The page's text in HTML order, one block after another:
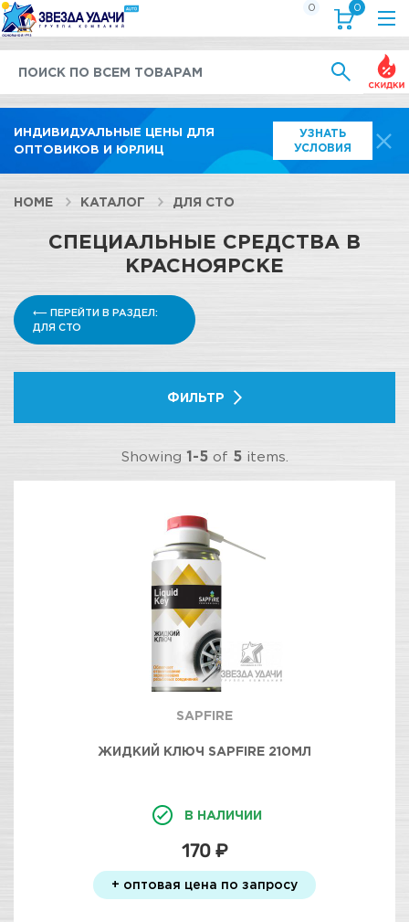
ИНДИВИДУАЛЬНЫЕ ЦЕНЫ ДЛЯ
ОПТОВИКОВ И ЮРЛИЦ
УЗНАТЬ
УСЛОВИЯ
0 0
HOME КАТАЛОГ ДЛЯ СТО
СПЕЦИАЛЬНЫЕ СРЕДСТВА В
КРАСНОЯРСКЕ
⟵ ПЕРЕЙТИ В РАЗДЕЛ:
ДЛЯ СТО
ФИЛЬТР
Showing 1-5of 5items.
SAPFIRE
ЖИДКИЙ КЛЮЧ SAPFIRE 210МЛ
В НАЛИЧИИ
170 ₽
+ оптовая цена по запросу